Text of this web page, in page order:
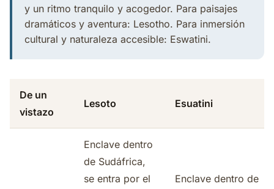
y un ritmo tranquilo y acogedor. Para paisajes
dramáticos y aventura: Lesotho. Para inmersión
cultural y naturaleza accesible: Eswatini.
De un
vistazo
Lesoto Esuatini
Enclave dentro
de Sudáfrica,
se entra por el
Enclave dentro de